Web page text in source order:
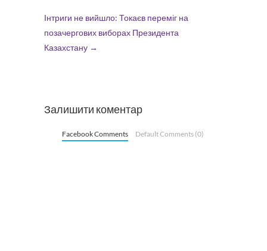
Інтриги не вийшло: Токаєв переміг на
позачергових виборах Президента
Казахстану →
Залишити коментар
Facebook Comments Default Comments (0)